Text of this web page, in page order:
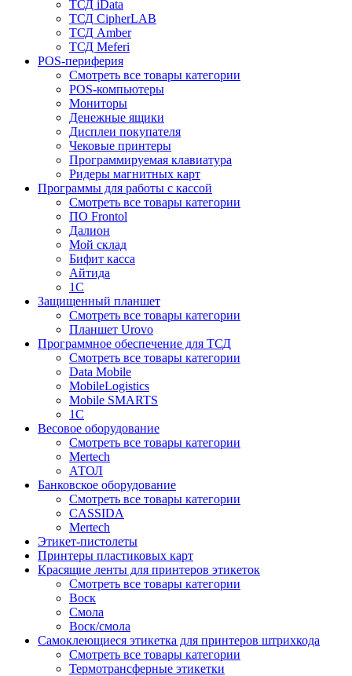
ТСД iData
ТСД CipherLAB
ТСД Amber
ТСД Meferi
POS-периферия
Смотреть все товары категории
POS-компьютеры
Мониторы
Денежные ящики
Дисплеи покупателя
Чековые принтеры
Программируемая клавиатура
Ридеры магнитных карт
Программы для работы с кассой
Смотреть все товары категории
ПО Frontol
Далион
Мой склад
Бифит касса
Айтида
1С
Защищенный планшет
Смотреть все товары категории
Планшет Urovo
Программное обеспечение для ТСД
Смотреть все товары категории
Data Mobile
MobileLogistics
Mobile SMARTS
1С
Весовое оборудование
Смотреть все товары категории
Mertech
АТОЛ
Банковское оборудование
Смотреть все товары категории
CASSIDA
Mertech
Этикет-пистолеты
Принтеры пластиковых карт
Красящие ленты для принтеров этикеток
Смотреть все товары категории
Воск
Смола
Воск/смола
Самоклеющиеся этикетка для принтеров штрихкода
Смотреть все товары категории
Термотрансферные этикетки